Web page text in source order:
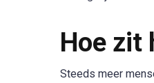
Hoe zit
Steeds meer